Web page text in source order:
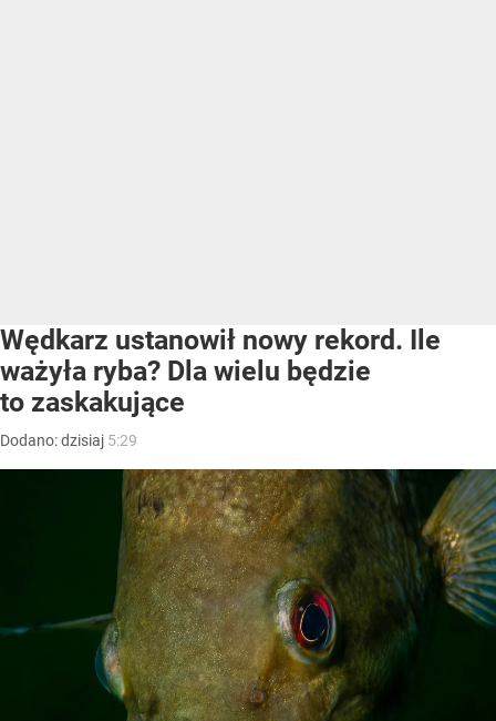
Wędkarz ustanowił nowy rekord. Ile
ważyła ryba? Dla wielu będzie
to zaskakujące
Dodano:dzisiaj 5:29